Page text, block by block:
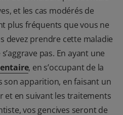
et les cas modérés de
plus fréquents que vous ne
devez prendre cette maladie
pas. En ayant une
, en s’occupant de la
son apparition, en faisant un
et en suivant les traitements
vos gencives seront de